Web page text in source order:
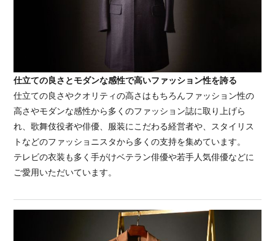
仕立ての良さとモダンな感性で高いファッション性を誇る
仕立ての良さやクオリティの高さはもちろんファッション性の
高さやモダンな感性から多くのファッション誌に取り上げら
れ、歌舞伎役者や俳優、服装にこだわる経営者や、スタイリス
トなどのファッショニスタから多くの支持を集めています。
テレビの衣装も多く手がけベテラン俳優や若手人気俳優などに
ご愛用いただいています。